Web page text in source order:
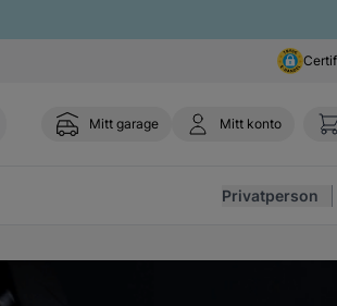
Mitt garage Mitt konto
Privatperson
to carousel navigation using the